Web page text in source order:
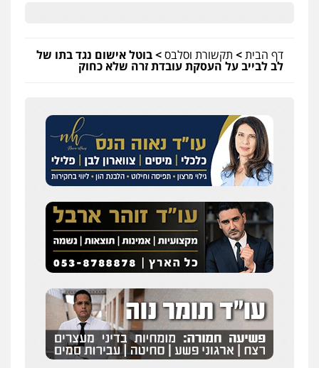
דף הבית> תקשורת וסלבס>בוטל אישום נגד בתו של
לב לבייב על העסקת עובדת זרה שלא כחוק